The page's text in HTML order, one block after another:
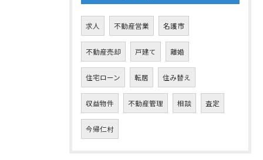
求人 不動産営業 名護市
不動産売却 戸建て 離婚
住宅ローン 転居 住み替え
収益物件 不動産管理 相談 査定
今帰仁村